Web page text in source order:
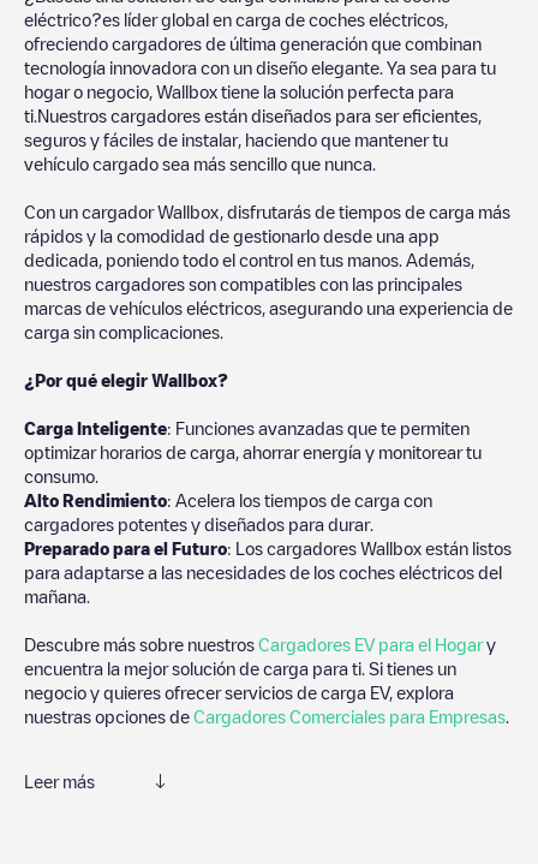
eléctrico?es líder global en carga de coches eléctricos,
ofreciendo cargadores de última generación que combinan
tecnología innovadora con un diseño elegante. Ya sea para tu
hogar o negocio, Wallbox tiene la solución perfecta para
ti.Nuestros cargadores están diseñados para ser eficientes,
seguros y fáciles de instalar, haciendo que mantener tu
vehículo cargado sea más sencillo que nunca.
Con un cargador Wallbox, disfrutarás de tiempos de carga más
rápidos y la comodidad de gestionarlo desde una app
dedicada, poniendo todo el control en tus manos. Además,
nuestros cargadores son compatibles con las principales
marcas de vehículos eléctricos, asegurando una experiencia de
carga sin complicaciones.
¿Por qué elegir Wallbox?
Carga Inteligente: Funciones avanzadas que te permiten
optimizar horarios de carga, ahorrar energía y monitorear tu
consumo.
Alto Rendimiento: Acelera los tiempos de carga con
cargadores potentes y diseñados para durar.
Preparado para el Futuro: Los cargadores Wallbox están listos
para adaptarse a las necesidades de los coches eléctricos del
mañana.
Descubre más sobre nuestros Cargadores EV para el Hogary
encuentra la mejor solución de carga para ti. Si tienes un
negocio y quieres ofrecer servicios de carga EV, explora
nuestras opciones de Cargadores Comerciales para Empresas
Leer más